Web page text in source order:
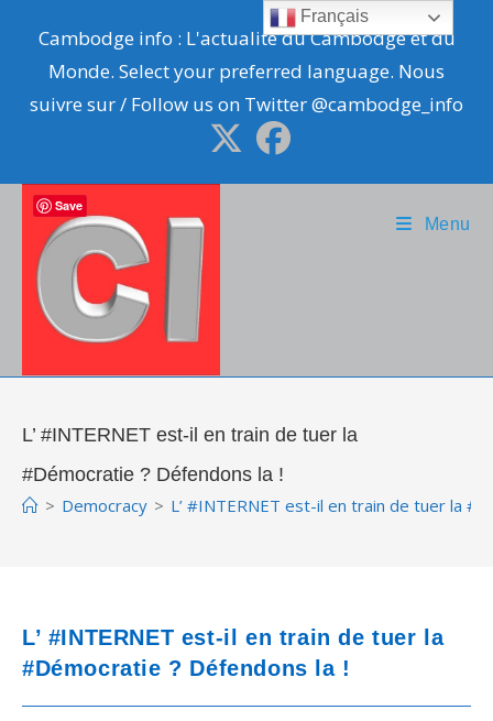
content
Cambodge info : L'actualité du Cambodge et du
Monde. Select your preferred language. Nous
suivre sur / Follow us on Twitter @cambodge_info
Menu
L’ #INTERNET est-il en train de tuer la
#Démocratie ? Défendons la !
> Democracy > L’ #INTERNET est-il en train de tuer la
L’ #INTERNET est-il en train de tuer la
#Démocratie ? Défendons la !
Français
Save